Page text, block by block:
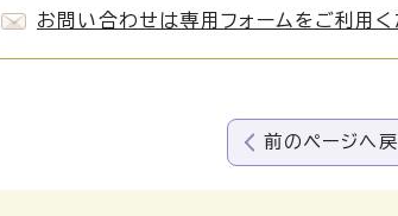
お問い合わせは専用フォームをご利用く
前のページへ戻